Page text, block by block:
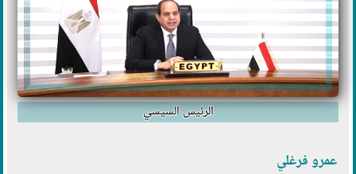
الرئيس السيسي
عمرو فرغلي